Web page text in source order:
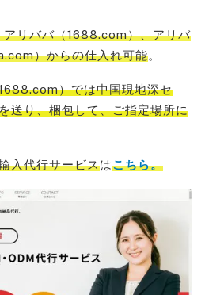
リババ（1688.com）、アリバ
）からの仕入れ可能。
）では中国現地深セ
送り、梱包して、ご指定場所に
入代行サービスはこちら。